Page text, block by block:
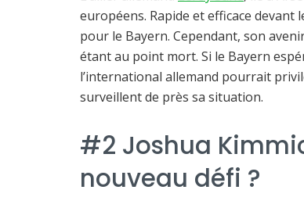
européens. Rapide et efficace
pour le Bayern. Cependant, son
étant au point mort. Si le Bayern
l’international allemand pourrait
surveillent de près sa situation.
#2 Joshua
nouveau défi ?